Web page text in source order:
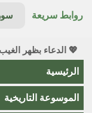
روابط سريعة
💖 الدعاء بظهر
الرئيسية
الموسوعة التاريخية